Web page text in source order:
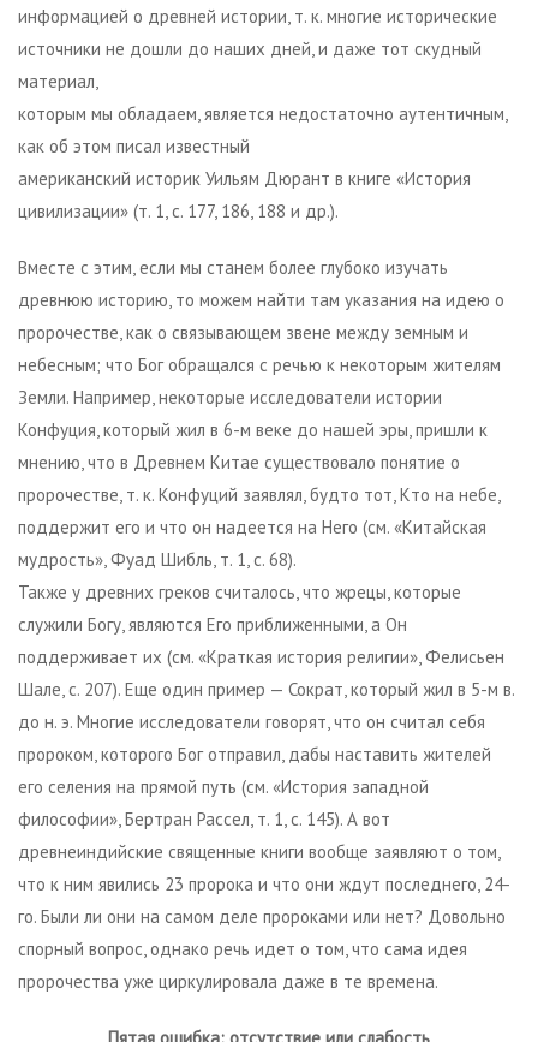
информацией о древней истории, т. к. многие исторические
источники не дошли до наших дней, и даже тот скудный
материал,
которым мы обладаем, является недостаточно аутентичным,
как об этом писал известный
американский историк Уильям Дюрант в книге «История
цивилизации» (т. 1, с. 177, 186, 188 и др.).
Вместе с этим, если мы станем более глубоко изучать
древнюю историю, то можем найти там указания на идею о
пророчестве, как о связывающем звене между земным и
небесным; что Бог обращался с речью к некоторым жителям
Земли. Например, некоторые исследователи истории
Конфуция, который жил в 6-м веке до нашей эры, пришли к
мнению, что в Древнем Китае существовало понятие о
пророчестве, т. к. Конфуций заявлял, будто тот, Кто на небе,
поддержит его и что он надеется на Него (см. «Китайская
мудрость», Фуад Шибль, т. 1, с. 68).
Также у древних греков считалось, что жрецы, которые
служили Богу, являются Его приближенными, а Он
поддерживает их (см. «Краткая история религии», Фелисьен
Шале, с. 207). Еще один пример — Сократ, который жил в 5-м в.
до н. э. Многие исследователи говорят, что он считал себя
пророком, которого Бог отправил, дабы наставить жителей
его селения на прямой путь (см. «История западной
философии», Бертран Рассел, т. 1, с. 145). А вот
древнеиндийские священные книги вообще заявляют о том,
что к ним явились 23 пророка и что они ждут последнего, 24-
го. Были ли они на самом деле пророками или нет? Довольно
спорный вопрос, однако речь идет о том, что сама идея
пророчества уже циркулировала даже в те времена.